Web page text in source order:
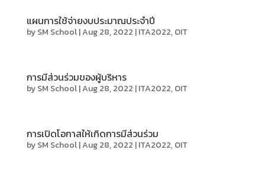
แผนการใช้จ่ายงบประมาณประจำปี
bySM School|Aug 28, 2022 |ITA2022,OIT
การมีส่วนร่วมของผู้บริหาร
bySM School|Aug 28, 2022 |ITA2022,OIT
การเปิดโอกาสให้เกิดการมีส่วนร่วม
bySM School|Aug 28, 2022 |ITA2022,OIT